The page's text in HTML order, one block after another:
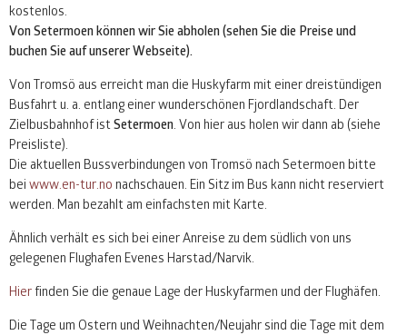
kostenlos.
Von Setermoen können wir Sie abholen (sehen Sie die Preise und
buchen Sie auf unserer Webseite).
Von Tromsö aus erreicht man die Huskyfarm mit einer dreistündigen
Busfahrt u. a. entlang einer wunderschönen Fjordlandschaft. Der
Zielbusbahnhof istSetermoen. Von hier aus holen wir dann ab (siehe
Preisliste).
Die aktuellen Bussverbindungen von Tromsö nach Setermoen bitte
bei www.en-tur.no nachschauen. Ein Sitz im Bus kann nicht reserviert
werden. Man bezahlt am einfachsten mit Karte.
Ähnlich verhält es sich bei einer Anreise zu dem südlich von uns
gelegenen Flughafen Evenes Harstad/Narvik.
Hier finden Sie die genaue Lage der Huskyfarmen und der Flughäfen.
Die Tage um Ostern und Weihnachten/Neujahr sind die Tage mit dem